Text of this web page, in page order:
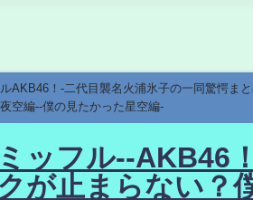
AKB46！-二代目襲名火浦氷子の一同驚愕ま
空編--僕の見たかった星空編-
ッフル--AKB46
が止まらない？